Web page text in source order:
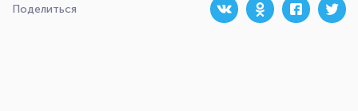
Поделиться